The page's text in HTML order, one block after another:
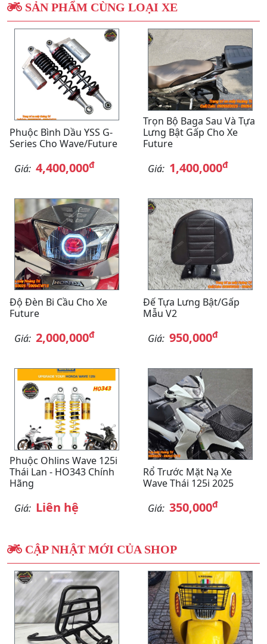
SẢN PHẨM CÙNG LOẠI XE
Phuộc Bình Dầu YSS G-
Series Cho Wave/Future
Giá: 4,400,000đ
Trọn Bộ Baga Sau Và Tựa
Lưng Bật Gấp Cho Xe
Future
Giá: 1,400,000đ
Độ Đèn Bi Cầu Cho Xe
Future
Giá: 2,000,000đ
Đế Tựa Lưng Bật/gấp
Mẫu V2
Giá: 950,000đ
Phuộc Ohlins Wave 125i
Thái Lan - HO343 Chính
Hãng
Giá: Liên hệ
Rổ Trước Mặt Nạ Xe
Wave Thái 125i 2025
Giá: 350,000đ
CẬP NHẬT MỚI CỦA SHOP